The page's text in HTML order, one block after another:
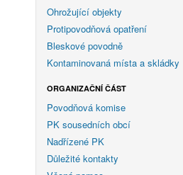
Ohrožující objekty
Protipovodňová opatření
Bleskové povodně
Kontaminovaná místa a skládky
ORGANIZAČNÍ ČÁST
Povodňová komise
PK sousedních obcí
Nadřízené PK
Důležité kontakty